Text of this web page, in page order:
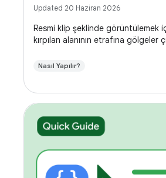
Updated 20 Haziran 2026
Resmi klip şeklinde görüntülemek
kırpılan alanının etrafına gölgeler
Nasıl Yapılır?